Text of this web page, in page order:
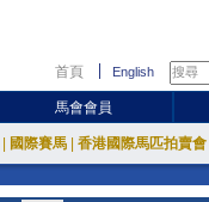
首頁 English
馬會會員
國際賽馬 香港國際馬匹拍賣會